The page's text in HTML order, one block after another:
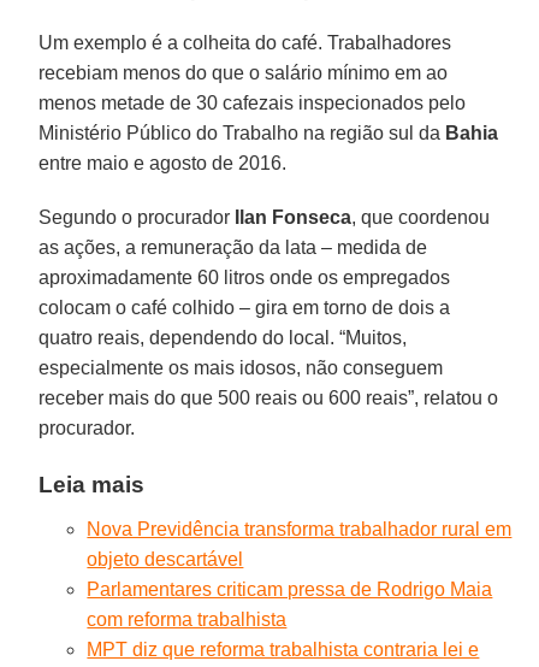
Um exemplo é a colheita do café. Trabalhadores
recebiam menos do que o salário mínimo em ao
menos metade de 30 cafezais inspecionados pelo
Ministério Público do Trabalho na região sul da Bahia
entre maio e agosto de 2016.
Segundo o procurador Ilan Fonseca, que coordenou
as ações, a remuneração da lata – medida de
aproximadamente 60 litros onde os empregados
colocam o café colhido – gira em torno de dois a
quatro reais, dependendo do local. “Muitos,
especialmente os mais idosos, não conseguem
receber mais do que 500 reais ou 600 reais”, relatou o
procurador.
Leia mais
Nova Previdência transforma trabalhador rural em
objeto descartável
Parlamentares criticam pressa de Rodrigo Maia
com reforma trabalhista
MPT diz que reforma trabalhista contraria lei e